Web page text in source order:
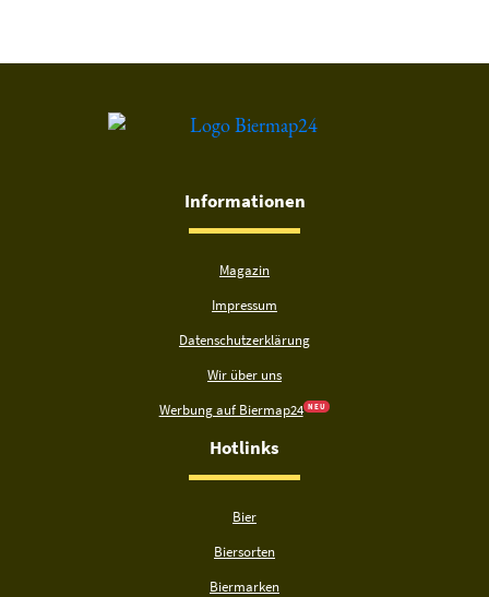
Informationen
Magazin
Impressum
Datenschutzerklärung
Wir über uns
Werbung auf Biermap24 N E U
Hotlinks
Bier
Biersorten
Biermarken